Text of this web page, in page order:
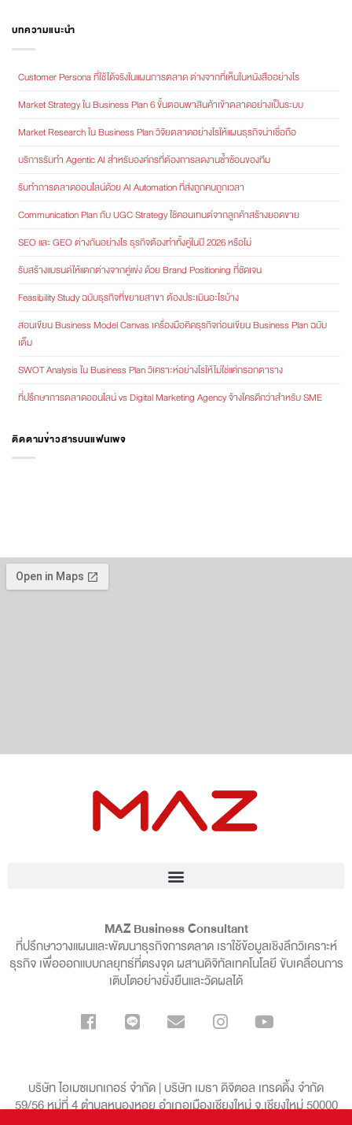
บทความแนะนำ
Customer Persona ที่ใช้ได้จริงในแผนการตลาด ต่างจากที่เห็นในหนังสืออย่างไร
Market Strategy ใน Business Plan 6 ขั้นตอนพาสินค้าเข้าตลาดอย่างเป็นระบบ
Market Research ใน Business Plan วิจัยตลาดอย่างไรให้แผนธุรกิจน่าเชื่อถือ
บริการรับทำ Agentic AI สำหรับองค์กรที่ต้องการลดงานซ้ำซ้อนของทีม
รับทำการตลาดออนไลน์ด้วย AI Automation ที่ส่งถูกคนถูกเวลา
Communication Plan กับ UGC Strategy ใช้คอนเทนต์จากลูกค้าสร้างยอดขาย
SEO และ GEO ต่างกันอย่างไร ธุรกิจต้องทำทั้งคู่ในปี 2026 หรือไม่
รับสร้างแบรนด์ให้แตกต่างจากคู่แข่ง ด้วย Brand Positioning ที่ชัดเจน
Feasibility Study ฉบับธุรกิจที่ขยายสาขา ต้องประเมินอะไรบ้าง
สอนเขียน Business Model Canvas เครื่องมือคิดธุรกิจก่อนเขียน Business Plan ฉบับ
เต็ม
SWOT Analysis ใน Business Plan วิเคราะห์อย่างไรให้ไม่ใช่แค่กรอกตาราง
ที่ปรึกษาการตลาดออนไลน์ vs Digital Marketing Agency จ้างใครดีกว่าสำหรับ SME
ติดตามข่าวสารบนแฟนเพจ
MAZ Business Consultant
ที่ปรึกษาวางแผนและพัฒนาธุรกิจการตลาด เราใช้ข้อมูลเชิงลึกวิเคราะห์
ธุรกิจ เพื่อออกแบบกลยุทธ์ที่ตรงจุด ผสานดิจิทัลเทคโนโลยี ขับเคลื่อนการ
เติบโตอย่างยั่งยืนและวัดผลได้
บริษัท ไอเมซเมกเกอร์ จำกัด | บริษัท เมธา ดิจิตอล เทรดดิ้ง จำกัด
59/56 หมู่ที่ 4 ตำบลหนองหอย อำเภอเมืองเชียงใหม่ จ.เชียงใหม่ 50000